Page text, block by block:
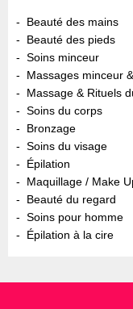
Beauté des mains
Beauté des pieds
Soins minceur
Massages minceur
Massage & Rituels
Soins du corps
Bronzage
Soins du visage
Épilation
Maquillage / Make
Beauté du regard
Soins pour homme
Épilation à la cire